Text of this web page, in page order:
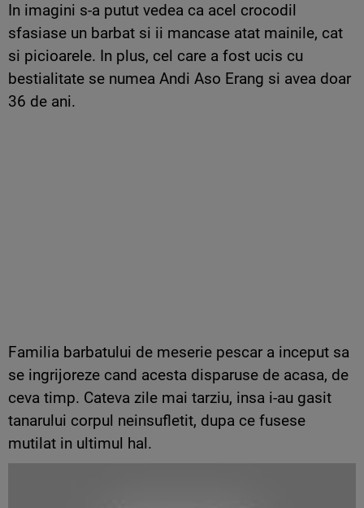
In imagini s-a putut vedea ca acel crocodil
sfasiase un barbat si ii mancase atat mainile, cat
si picioarele. In plus, cel care a fost ucis cu
bestialitate se numea Andi Aso Erang si avea doar
36 de ani.
Familia barbatului de meserie pescar a inceput sa
se ingrijoreze cand acesta disparuse de acasa, de
ceva timp. Cateva zile mai tarziu, insa i-au gasit
tanarului corpul neinsufletit, dupa ce fusese
mutilat in ultimul hal.